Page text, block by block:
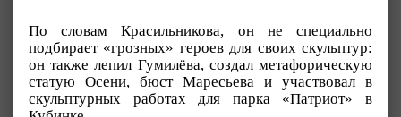
По словам Красильникова, он не специально
подбирает «грозных» героев для своих скульптур:
он также лепил Гумилёва, создал метафорическую
статую Осени, бюст Маресьева и участвовал в
скульптурных работах для парка «Патриот» в